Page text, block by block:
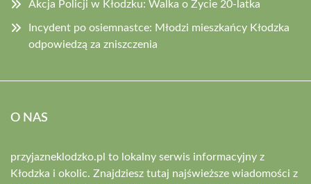
Akcja Policji w Kłodzku: Walka o Życie 20-latka
Incydent po osiemnastce: Młodzi mieszkańcy Kłodzka
odpowiedzą za zniszczenia
O NAS
przyjazneklodzko.pl to lokalny serwis informacyjny z
Kłodzka i okolic. Znajdziesz tutaj najświeższe wiadomości z